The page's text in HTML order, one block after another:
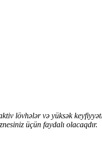
lövhələr və yüksək
üçün faydalı olacaqdır.